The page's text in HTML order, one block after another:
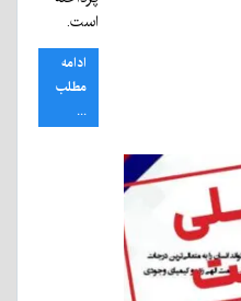
است.
ادامه
مطلب
...